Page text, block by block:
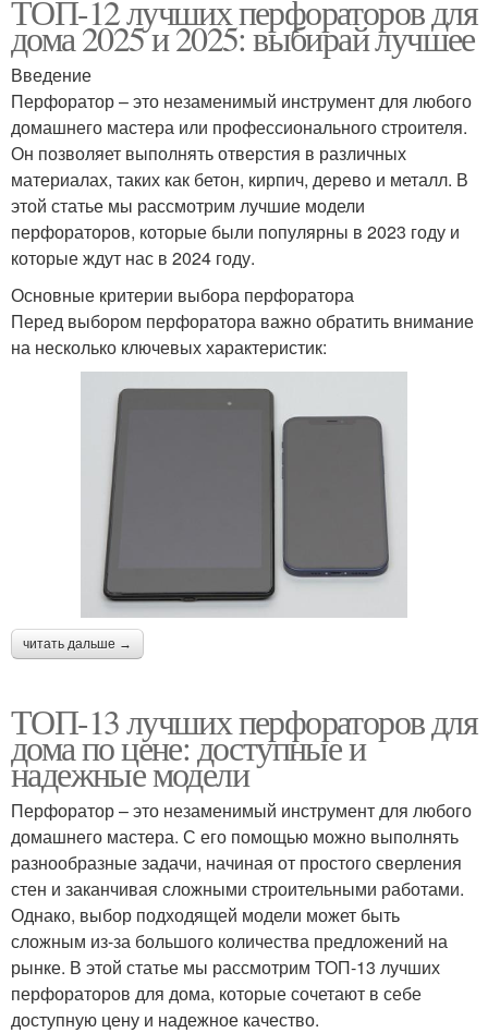
ТОП-12 лучших перфораторов для
дома 2025 и 2025: выбирай лучшее
Введение
Перфоратор – это незаменимый инструмент для любого
домашнего мастера или профессионального строителя.
Он позволяет выполнять отверстия в различных
материалах, таких как бетон, кирпич, дерево и металл. В
этой статье мы рассмотрим лучшие модели
перфораторов, которые были популярны в 2023 году и
которые ждут нас в 2024 году.
Основные критерии выбора перфоратора
Перед выбором перфоратора важно обратить внимание
на несколько ключевых характеристик:
читать дальше →
ТОП-13 лучших перфораторов для
дома по цене: доступные и
надежные модели
Перфоратор – это незаменимый инструмент для любого
домашнего мастера. С его помощью можно выполнять
разнообразные задачи, начиная от простого сверления
стен и заканчивая сложными строительными работами.
Однако, выбор подходящей модели может быть
сложным из-за большого количества предложений на
рынке. В этой статье мы рассмотрим ТОП-13 лучших
перфораторов для дома, которые сочетают в себе
доступную цену и надежное качество.